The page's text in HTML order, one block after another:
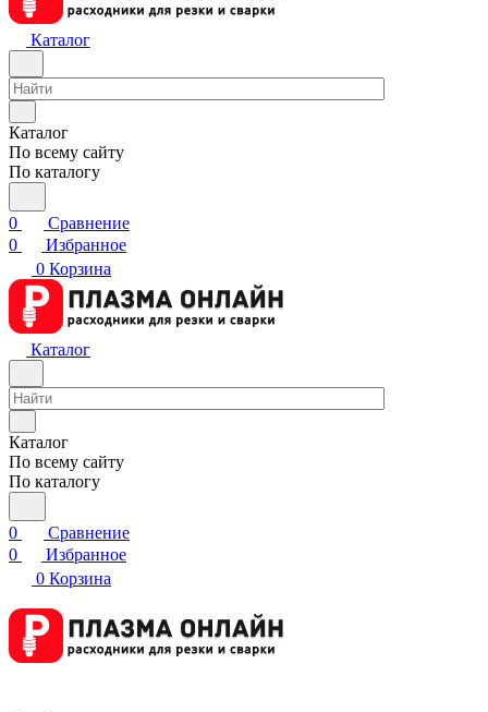
Каталог
Каталог
По всему сайту
По каталогу
0
Сравнение
0
Избранное
0 Корзина
Каталог
Каталог
По всему сайту
По каталогу
0
Сравнение
0
Избранное
0 Корзина